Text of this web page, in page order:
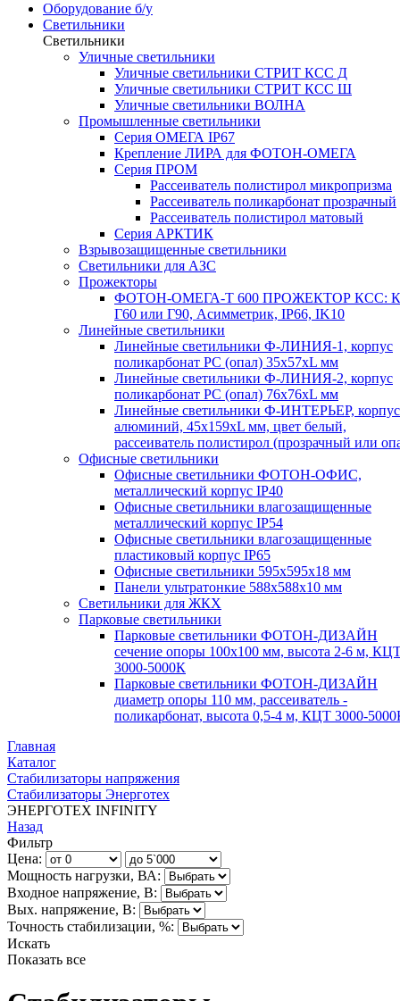
Оборудование б/у
Светильники
Светильники
Уличные светильники
Уличные светильники СТРИТ КСС Д
Уличные светильники СТРИТ КСС Ш
Уличные светильники ВОЛНА
Промышленные светильники
Серия ОМЕГА IP67
Крепление ЛИРА для ФОТОН-ОМЕГА
Серия ПРОМ
Рассеиватель полистирол микропризма
Рассеиватель поликарбонат прозрачный
Рассеиватель полистирол матовый
Серия АРКТИК
Взрывозащищенные светильники
Светильники для АЗС
Прожекторы
ФОТОН-ОМЕГА-Т 600 ПРОЖЕКТОР КСС:
Г60 или Г90, Асимметрик, IP66, IK10
Линейные светильники
Линейные светильники Ф-ЛИНИЯ-1, корпус
поликарбонат РС (опал) 35х57хL мм
Линейные светильники Ф-ЛИНИЯ-2, корпус
поликарбонат РС (опал) 76х76хL мм
Линейные светильники Ф-ИНТЕРЬЕР, корпус
алюминий, 45х159хL мм, цвет белый,
рассеиватель полистирол (прозрачный или
Офисные светильники
Офисные светильники ФОТОН-ОФИС,
металлический корпус IP40
Офисные светильники влагозащищенные
металлический корпус IP54
Офисные светильники влагозащищенные
пластиковый корпус IP65
Офисные светильники 595х595х18 мм
Панели ультратонкие 588х588х10 мм
Светильники для ЖКХ
Парковые светильники
Парковые светильники ФОТОН-ДИЗАЙН
сечение опоры 100х100 мм, высота 2-6 м,
3000-5000К
Парковые светильники ФОТОН-ДИЗАЙН
диаметр опоры 110 мм, рассеиватель -
поликарбонат, высота 0,5-4 м, КЦТ 3000-
Главная
Каталог
Стабилизаторы напряжения
Стабилизаторы Энерготех
ЭНЕРГОТЕХ INFINITY
Назад
Фильтр
Цена:
Мощность нагрузки, ВА:
Входное напряжение, В:
Вых. напряжение, В:
Точность стабилизации, %:
Искать
Показать все